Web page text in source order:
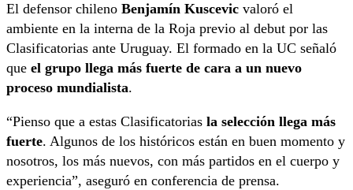
El defensor chileno Benjamín Kuscevic valoró el
ambiente en la interna de la Roja previo al debut por las
Clasificatorias ante Uruguay. El formado en la UC señaló
que el grupo llega más fuerte de cara a un nuevo
proceso mundialista.
“Pienso que a estas Clasificatorias la selección llega más
fuerte. Algunos de los históricos están en buen momento y
nosotros, los más nuevos, con más partidos en el cuerpo y
experiencia”, aseguró en conferencia de prensa.